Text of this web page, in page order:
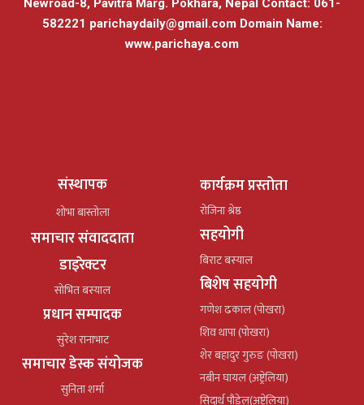
Newroad-8, Pavitra Marg. Pokhara, Nepal Contact: 061-
582221 parichaydaily@gmail.comDomain Name:
www.parichaya.com
संस्थापक
शोभा बास्तोला
समाचार संवाददाता
डाइरेक्टर
सोभित बस्याल
प्रधान सम्पादक
सुरेश रानाभाट
समाचार डेस्क संयोजक
सुनिता शर्मा
कार्यक्रम प्रस्तोता
रोजिना श्रेष्ठ
सहयोगी
बिराट बस्याल
बिशेष सहयोगी
गणेश ढकाल (पोखरा)
शिव थापा (पोखरा)
शेर बहादुर गुरुङ (पोखरा)
नबीन घायल (अष्ट्रेलिया)
सिदार्थ पौडेल(अष्ट्रेलिया)